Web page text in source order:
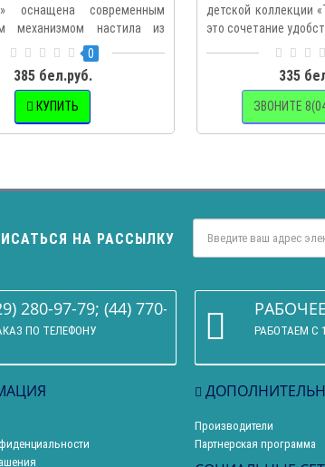
оснащена современным
механизмом настила из
0
385 бел.руб.
КУПИТЬ
детской коллекции
это сочетание
335
ЗВОНИТЕ
НА РАССЫЛКУ
280-97-79; (44) 770-86-68
ПО ТЕЛЕФОНУ РАБОТАЕМ С
Производители
Партнерская программа